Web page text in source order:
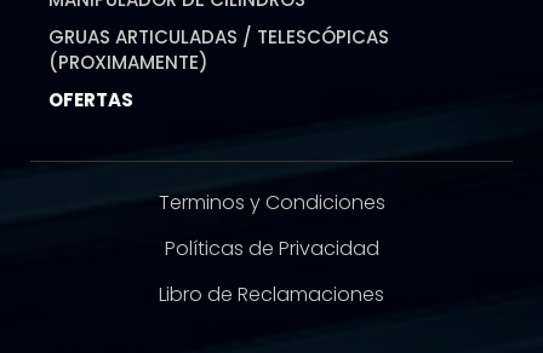
GRUAS ARTICULADAS / TELESCÓPICAS
(PROXIMAMENTE)
OFERTAS
Terminos y Condiciones
Políticas de Privacidad
Libro de Reclamaciones